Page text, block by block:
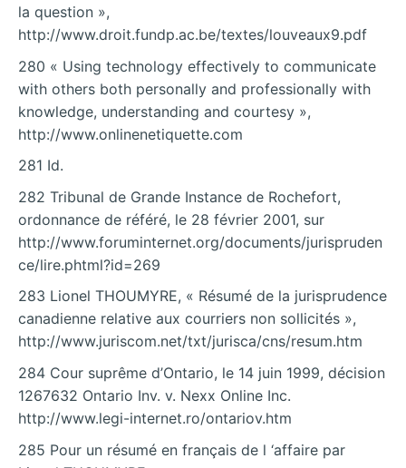
la question »,
http://www.droit.fundp.ac.be/textes/louveaux9.pdf
280 « Using technology effectively to communicate
with others both personally and professionally with
knowledge, understanding and courtesy »,
http://www.onlinenetiquette.com
281 Id.
282 Tribunal de Grande Instance de Rochefort,
ordonnance de référé, le 28 février 2001, sur
http://www.foruminternet.org/documents/jurispruden
ce/lire.phtml?id=269
283 Lionel THOUMYRE, « Résumé de la jurisprudence
canadienne relative aux courriers non sollicités »,
http://www.juriscom.net/txt/jurisca/cns/resum.htm
284 Cour suprême d’Ontario, le 14 juin 1999, décision
1267632 Ontario Inv. v. Nexx Online Inc.
http://www.legi-internet.ro/ontariov.htm
285 Pour un résumé en français de l ‘affaire par